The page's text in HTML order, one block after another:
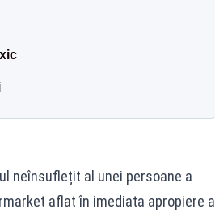
neînsuflețit al unei persoane a
aflat în imediata apropiere a